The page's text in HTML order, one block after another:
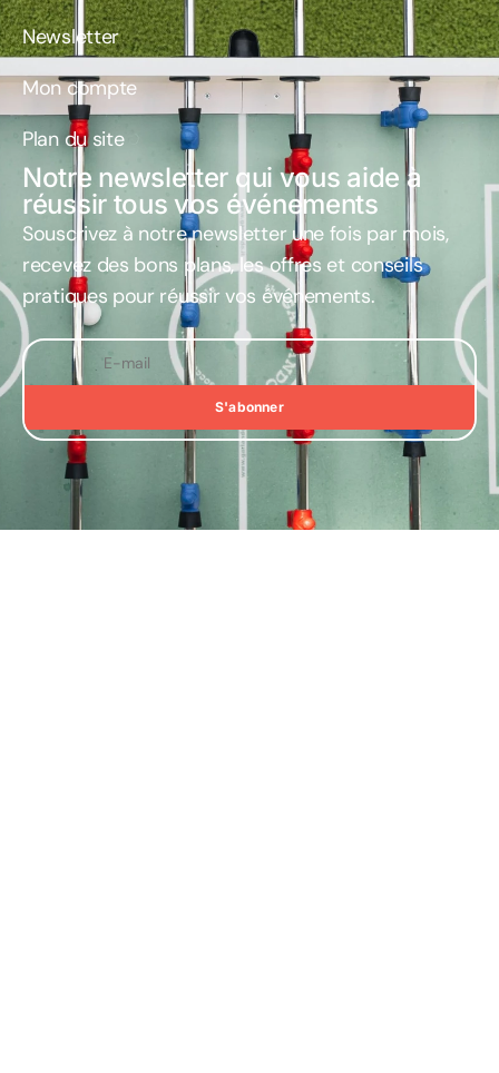
Newsletter
Mon compte
Plan du site
Notre newsletter qui vous aide à
réussir tous vos événements
Souscrivez à notre newsletter une fois par mois,
recevez des bons plans, les offres et conseils
pratiques pour réussir vos événements.